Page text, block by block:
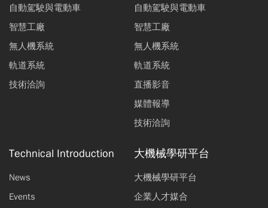
自動駕駛與電動車
智慧工廠
無人機系統
軌道系統
技術洽詢
自動駕駛與電動車
智慧工廠
無人機系統
軌道系統
直播影音
媒體報導
技術洽詢
Technical Introduction
News
Events
大機械學研平台
大機械學研平台
企業人才媒合